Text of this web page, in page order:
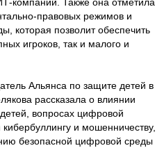
правовых режимов и
которая позволит обеспечить
игроков, так и малого и
Альянса по защите детей в
рассказала о влиянии
детей, вопросах цифровой
и мошенничеству,
безопасной цифровой среды